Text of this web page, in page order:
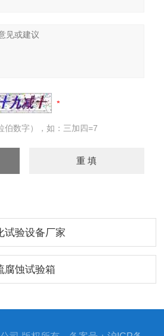
伯数字），如：三加四=7
试验设备厂家
腐蚀试验箱